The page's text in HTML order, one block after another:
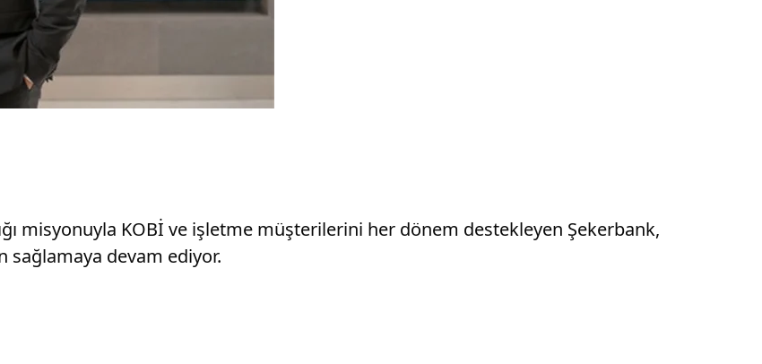
misyonuyla KOBİ ve işletme müşterilerini her dönem destekleyen Şekerbank,
sağlamaya devam ediyor.